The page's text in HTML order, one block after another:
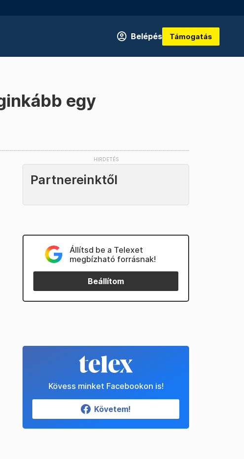
Belépés Támogatás
egy
Partnereinktől
Állítsd be a Telexet
megbízható forrásnak!
Beállítom
Kövess minket Facebookon is!
Követem!